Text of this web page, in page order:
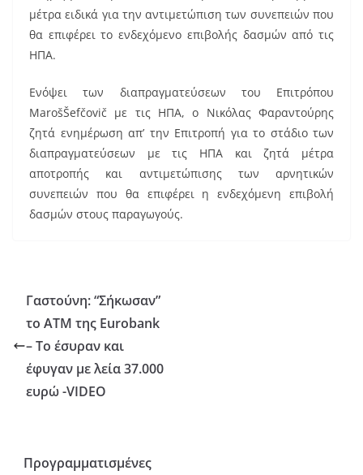
μέτρα ειδικά για την αντιμετώπιση των συνεπειών που
θα επιφέρει το ενδεχόμενο επιβολής δασμών από τις
ΗΠΑ.
Ενόψει των διαπραγματεύσεων του Επιτρόπου
MarošŠefčovič με τις ΗΠΑ, ο Νικόλας Φαραντούρης
ζητά ενημέρωση απ’ την Επιτροπή για το στάδιο των
διαπραγματεύσεων με τις ΗΠΑ και ζητά μέτρα
αποτροπής και αντιμετώπισης των αρνητικών
συνεπειών που θα επιφέρει η ενδεχόμενη επιβολή
δασμών στους παραγωγούς.
Γαστούνη: “Σήκωσαν”
το ΑΤΜ της Eurobank
– Το έσυραν και
έφυγαν με λεία 37.000
ευρώ -VIDEO
Προγραμματισμένες